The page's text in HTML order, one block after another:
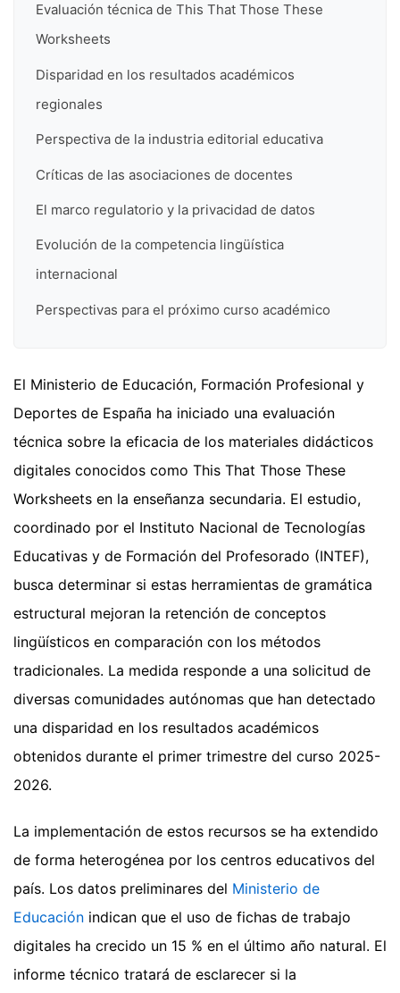
Evaluación técnica de This That Those These
Worksheets
Disparidad en los resultados académicos
regionales
Perspectiva de la industria editorial educativa
Críticas de las asociaciones de docentes
El marco regulatorio y la privacidad de datos
Evolución de la competencia lingüística
internacional
Perspectivas para el próximo curso académico
El Ministerio de Educación, Formación Profesional y
Deportes de España ha iniciado una evaluación
técnica sobre la eficacia de los materiales didácticos
digitales conocidos como This That Those These
Worksheets en la enseñanza secundaria. El estudio,
coordinado por el Instituto Nacional de Tecnologías
Educativas y de Formación del Profesorado (INTEF),
busca determinar si estas herramientas de gramática
estructural mejoran la retención de conceptos
lingüísticos en comparación con los métodos
tradicionales. La medida responde a una solicitud de
diversas comunidades autónomas que han detectado
una disparidad en los resultados académicos
obtenidos durante el primer trimestre del curso 2025-
2026.
La implementación de estos recursos se ha extendido
de forma heterogénea por los centros educativos del
país. Los datos preliminares del Ministerio de
Educación indican que el uso de fichas de trabajo
digitales ha crecido un 15 % en el último año natural. El
informe técnico tratará de esclarecer si la